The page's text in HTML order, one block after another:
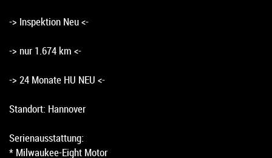
-> Inspektion Neu <-
-> nur 1.674 km <-
-> 24 Monate HU NEU <-
Standort: Hannover
Serienausstattung:
* Milwaukee-Eight Motor